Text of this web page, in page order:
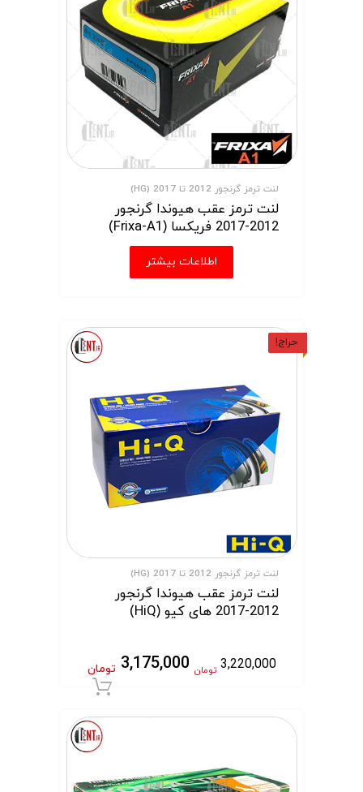
لنت ترمز گرنجور 2012 تا 2017 (HG)
لنت ترمز عقب هیوندا گرنجور
2012-2017 فریکسا (Frixa-A1)
اطلاعات بیشتر
حراج!
لنت ترمز گرنجور 2012 تا 2017 (HG)
لنت ترمز عقب هیوندا گرنجور
2012-2017 های کیو (HiQ)
3,220,000 تومان 3,175,000 تومان